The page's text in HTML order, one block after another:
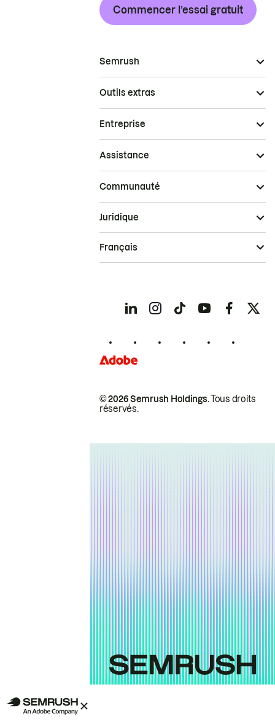
Commencer l’essai gratuit
Semrush
Outils extras
Entreprise
Assistance
Communauté
© 2026 Semrush Holdings.Tous droits
réservés.
Juridique
Français